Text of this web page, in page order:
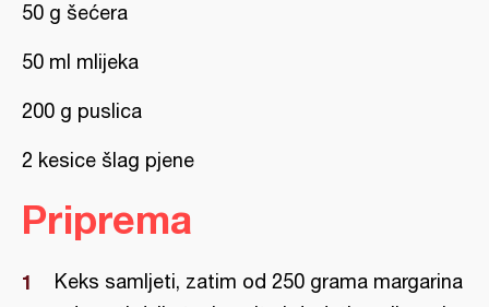
50 g šećera
50 ml mlijeka
200 g puslica
2 kesice šlag pjene
Priprema
Keks samljeti, zatim od 250 grama margarina